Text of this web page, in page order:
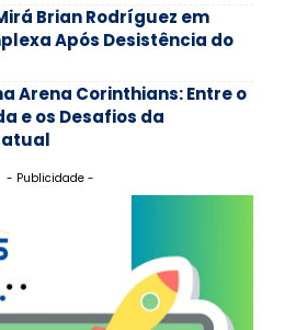
Brian Rodríguez em
Após Desistência do
Arena Corinthians: Entre o
e os Desafios da
- Publicidade -